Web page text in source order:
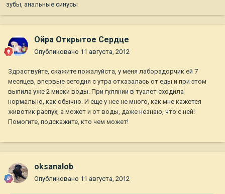
зубы, анальные синусы
Ойра Открытое Сердце
Опубликовано 11 августа, 2012
Здраствуйте, скажите пожалуйста, у меня лаборадорчик ей 7
месяцев, впервые сегодня с утра отказалась от еды и при этом
выпила уже 2 миски воды. При гулянии в туалет сходила
нормально, как обычно. И еще у нее не много, как мне кажется
животик распух, а может и от воды, даже незнаю, что с ней!
Помогите, подскажите, кто чем может!
oksanalob
Опубликовано 11 августа, 2012